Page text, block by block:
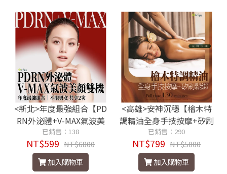
<新北>年度最強組合【PD
RN外泌體+V-MAX氣波美
顏雙機】2次599元
已銷售：138
NT$599 NT$6800
加入購物車
<高雄>安神沉穩【檜木特
調精油全身手技按摩+矽刷
鬆綁】130分鐘799元
已銷售：290
NT$799 NT$5000
加入購物車